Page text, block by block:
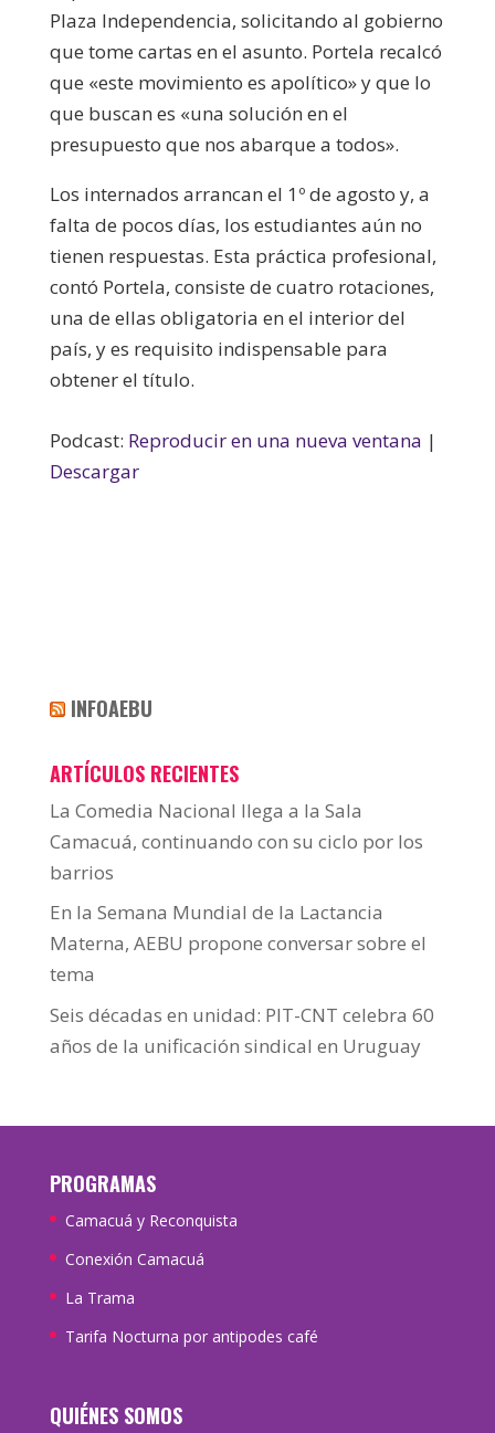
Plaza Independencia, solicitando al gobierno
que tome cartas en el asunto. Portela recalcó
que «este movimiento es apolítico» y que lo
que buscan es «una solución en el
presupuesto que nos abarque a todos».
Los internados arrancan el 1º de agosto y, a
falta de pocos días, los estudiantes aún no
tienen respuestas. Esta práctica profesional,
contó Portela, consiste de cuatro rotaciones,
una de ellas obligatoria en el interior del
país, y es requisito indispensable para
obtener el título.
Podcast: Reproducir en una nueva ventana |
Descargar
INFOAEBU
ARTÍCULOS RECIENTES
La Comedia Nacional llega a la Sala
Camacuá, continuando con su ciclo por los
barrios
En la Semana Mundial de la Lactancia
Materna, AEBU propone conversar sobre el
tema
Seis décadas en unidad: PIT-CNT celebra 60
años de la unificación sindical en Uruguay
PROGRAMAS
Camacuá y Reconquista
Conexión Camacuá
La Trama
Tarifa Nocturna por antipodes café
QUIÉNES SOMOS